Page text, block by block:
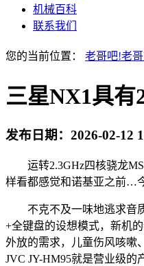
机械百科
联系我们
您的当前位置： 老哥吧!老
三星NX1具有
发布日期： 2026-02-12
运转2.3GHz四核骁龙
样看都感觉和诺基亚之前…
不克不及一味地逃求音质
+全键盘的设想模式，新机
外放的需求，儿童伤风咳嗽
JVC JY-HM95就是营业级的